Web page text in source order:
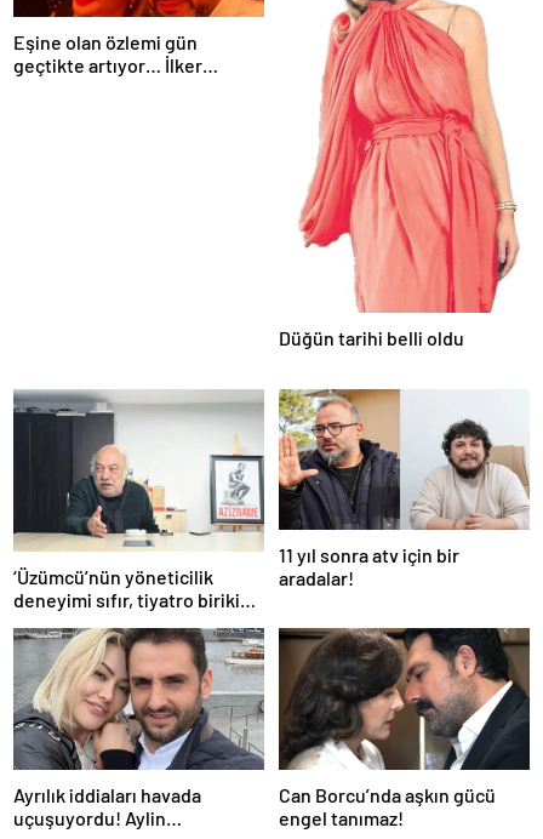
Eşine olan özlemi gün
geçtikte artıyor… İlker
Düğün tarihi belli oldu
‘Üzümcü’nün yöneticilik
deneyimi sıfır, tiyatro birikimi
ise tartışmalı!’
11 yıl sonra atv için bir
aradalar!
Ayrılık iddiaları havada
uçuşuyordu! Aylin
Can Borcu’nda aşkın gücü
engel tanımaz!